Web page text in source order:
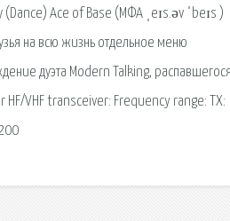
(Dance) Ace of Base (МФА ˌeɪs.əv ˈbeɪs )
на всю жизнь отдельное меню
дуэта Modern Talking, распавшегося
VHF transceiver: Frequency range: TX: